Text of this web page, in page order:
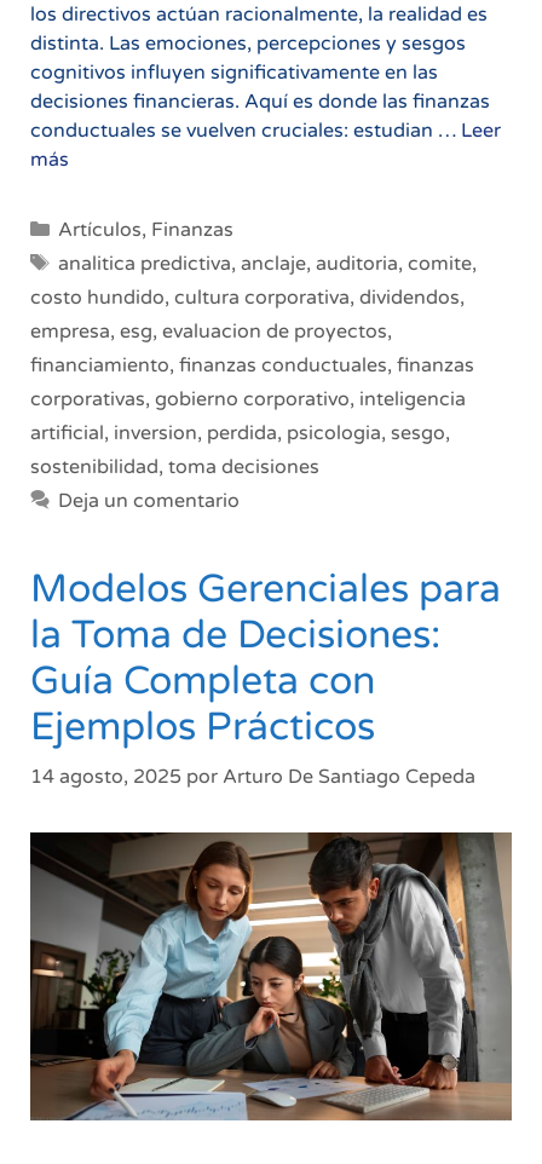
los directivos actúan racionalmente, la realidad es
distinta. Las emociones, percepciones y sesgos
cognitivos influyen significativamente en las
decisiones financieras. Aquí es donde las finanzas
conductuales se vuelven cruciales: estudian … Leer
más
en
Toma
de
Decisiones
Corporativas
Categorías
Artículos, Finanzas
Etiquetas
analitica predictiva, anclaje, auditoria, comite,
costo hundido, cultura corporativa, dividendos,
empresa, esg, evaluacion de proyectos,
financiamiento, finanzas conductuales, finanzas
corporativas, gobierno corporativo, inteligencia
artificial, inversion, perdida, psicologia, sesgo,
sostenibilidad, toma decisiones
Deja un comentario
Modelos Gerenciales para
la Toma de Decisiones:
Guía Completa con
Ejemplos Prácticos
14 agosto, 2025 por Arturo De Santiago Cepeda